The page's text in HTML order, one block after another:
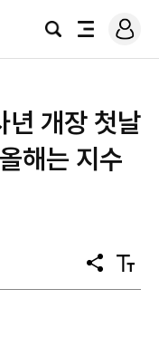
검
전
로
그
개장 첫날
해는 지수
공
유
텍
스